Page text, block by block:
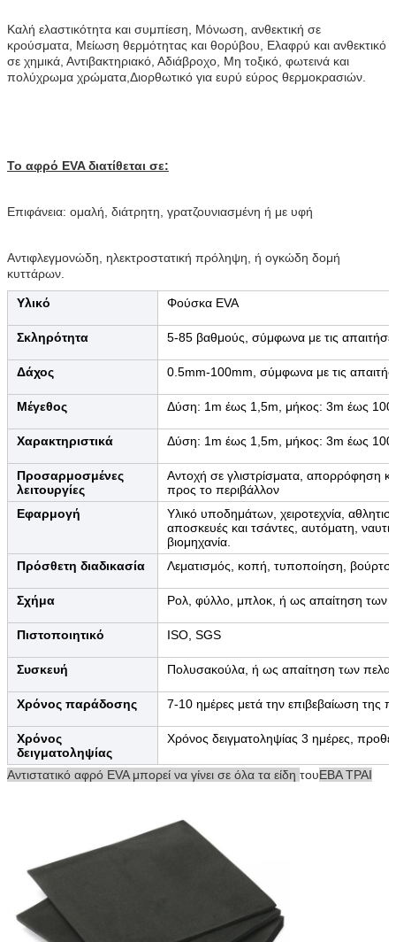
Καλή ελαστικότητα και συμπίεση, Μόνωση, ανθεκτική σε
κρούσματα, Μείωση θερμότητας και θορύβου, Ελαφρύ και ανθεκτικό
σε χημικά, Αντιβακτηριακό, Αδιάβροχο, Μη τοξικό, φωτεινά και
πολύχρωμα χρώματα,Διορθωτικό για ευρύ εύρος θερμοκρασιών.
Το αφρό EVA διατίθεται σε:
Επιφάνεια: ομαλή, διάτρητη, γρατζουνιασμένη ή με υφή
Αντιφλεγμονώδη, ηλεκτροστατική πρόληψη, ή ογκώδη δομή
κυττάρων.
Υλικό Φούσκα EVA
Σκληρότητα 5-85 βαθμούς, σύμφωνα με τις
Δάχος 0.5mm-100mm, σύμφωνα με τις
Μέγεθος Δύση: 1m έως 1,5m, μήκος: 3m έως
Χαρακτηριστικά Δύση: 1m έως 1,5m, μήκος: 3m έως
Προσαρμοσμένες
λειτουργίες
Αντοχή σε γλιστρίσματα, απορρόφηση
προς το περιβάλλον
Εφαρμογή
Υλικό υποδημάτων, χειροτεχνία,
αποσκευές και τσάντες, αυτόματη,
βιομηχανία.
Πρόσθετη διαδικασία
Λεματισμός, κοπή, τυποποίηση,
Σχήμα Ρολ, φύλλο, μπλοκ, ή ως απαίτηση των
Πιστοποιητικό ISO, SGS
Συσκευή Πολυσακούλα, ή ως απαίτηση των
Χρόνος παράδοσης 7-10 ημέρες μετά την επιβεβαίωση της
Χρόνος
δειγματοληψίας
Χρόνος δειγματοληψίας 3 ημέρες,
Αντιστατικό αφρό EVA μπορεί να γίνει σε όλα τα είδη τουΕΒΑ ΤΡΑΙ